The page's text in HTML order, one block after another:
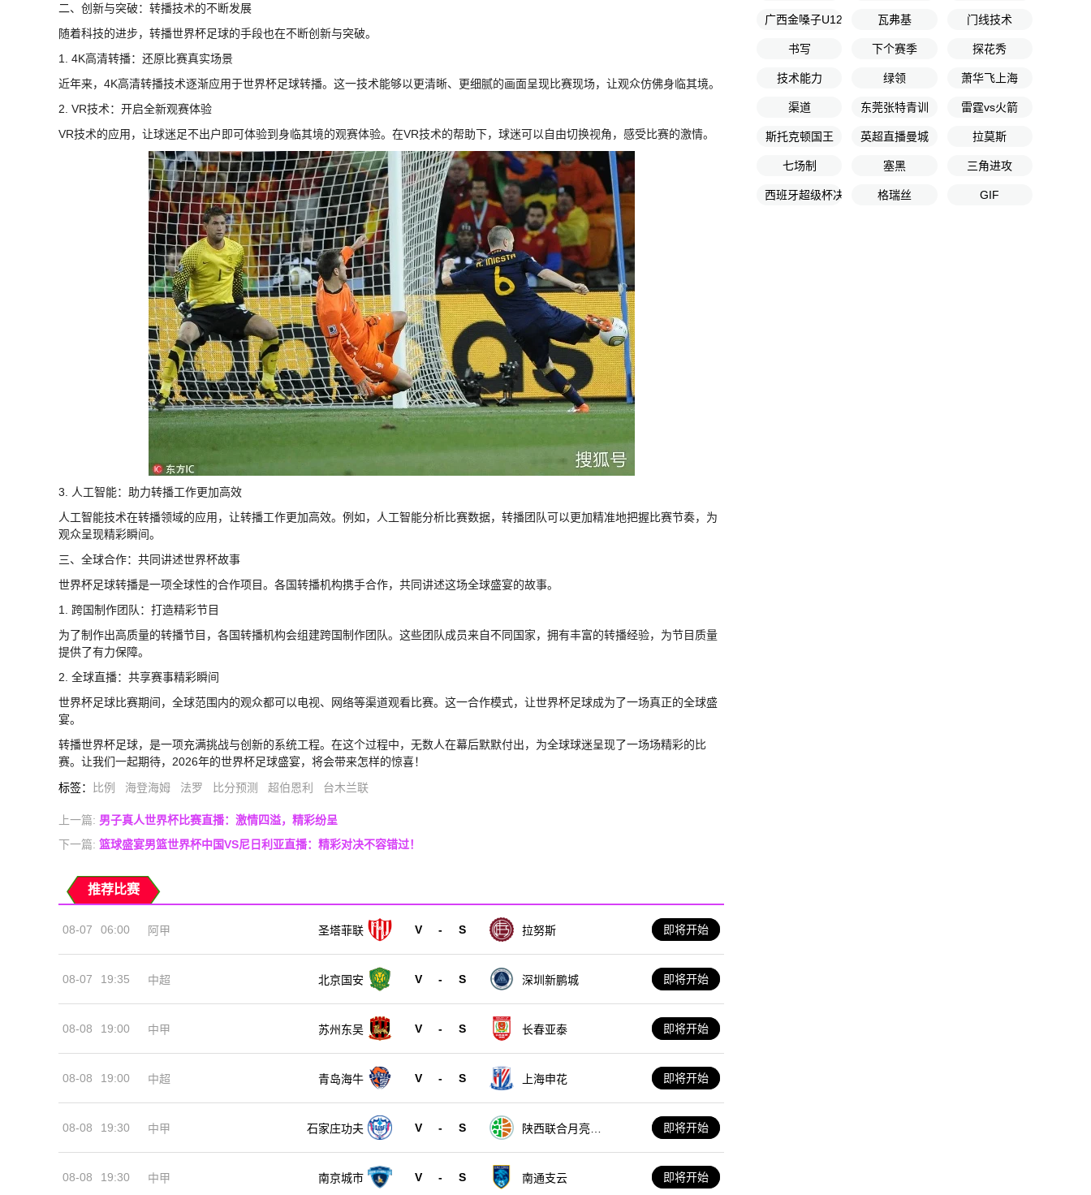
二、创新与突破：转播技术的不断发展
随着科技的进步，转播世界杯足球的手段也在不断创新与突破。
1. 4K高清转播：还原比赛真实场景
近年来，4K高清转播技术逐渐应用于世界杯足球转播。这一技术能够以更清晰、更细腻的画面呈现比赛现场，让观众仿佛身临其境。
2. VR技术：开启全新观赛体验
VR技术的应用，让球迷足不出户即可体验到身临其境的观赛体验。在VR技术的帮助下，球迷可以自由切换视角，感受比赛的激情。
3. 人工智能：助力转播工作更加高效
人工智能技术在转播领域的应用，让转播工作更加高效。例如，人工智能分析比赛数据，转播团队可以更加精准地把握比赛节奏，为
观众呈现精彩瞬间。
三、全球合作：共同讲述世界杯故事
世界杯足球转播是一项全球性的合作项目。各国转播机构携手合作，共同讲述这场全球盛宴的故事。
1. 跨国制作团队：打造精彩节目
为了制作出高质量的转播节目，各国转播机构会组建跨国制作团队。这些团队成员来自不同国家，拥有丰富的转播经验，为节目质量
提供了有力保障。
2. 全球直播：共享赛事精彩瞬间
世界杯足球比赛期间，全球范围内的观众都可以电视、网络等渠道观看比赛。这一合作模式，让世界杯足球成为了一场真正的全球盛
宴。
转播世界杯足球，是一项充满挑战与创新的系统工程。在这个过程中，无数人在幕后默默付出，为全球球迷呈现了一场场精彩的比
赛。让我们一起期待，2026年的世界杯足球盛宴，将会带来怎样的惊喜！
标签： 比例 海登海姆 法罗 比分预测 超伯恩利 台木兰联
上一篇: 男子真人世界杯比赛直播：激情四溢，精彩纷呈
下一篇: 篮球盛宴男篮世界杯中国VS尼日利亚直播：精彩对决不容错过！
推荐比赛
08-07 06:00 阿甲 圣塔菲联 V - S 拉努斯 即将开始
08-07 19:35 中超 北京国安 V - S 深圳新鹏城 即将开始
08-08 19:00 中甲 苏州东吴 V - S 长春亚泰 即将开始
08-08 19:00 中超 青岛海牛 V - S 上海申花 即将开始
08-08 19:30 中甲 石家庄功夫 V - S
陕西联合月亮泊
即将开始
08-08 19:30 中甲 南京城市 V - S 南通支云 即将开始
广西金嗓子U12 瓦弗基 门线技术
书写 下个赛季 探花秀
技术能力 绿领 萧华飞上海
渠道 东莞张特青训 雷霆vs火箭
斯托克顿国王 英超直播曼城 拉莫斯
七场制 塞黑 三角进攻
西班牙超级杯决赛 格瑞丝 GIF